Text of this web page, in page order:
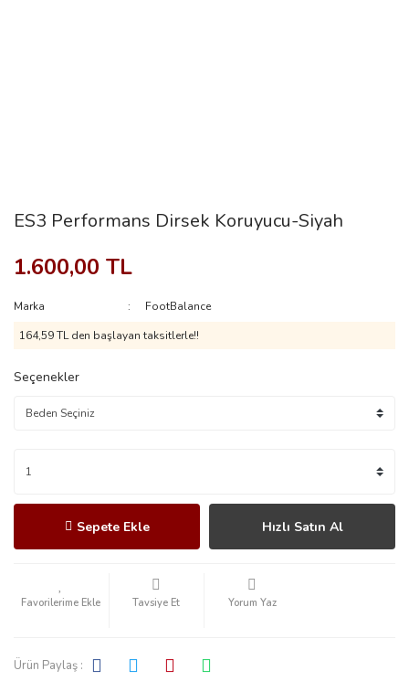
ES3 Performans Dirsek Koruyucu-Siyah
1.600,00 TL
Marka
FootBalance
164,59 TL den başlayan taksitlerle!!
Seçenekler
Sepete Ekle Hızlı Satın Al
Tavsiye Et Yorum Yaz
Ürün Paylaş :